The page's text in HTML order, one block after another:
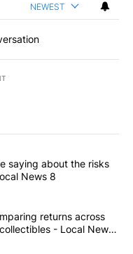
NEWEST
articles in the last
advisors are saying
saying about the risks
News 8
Comparing
returns across
- Local News